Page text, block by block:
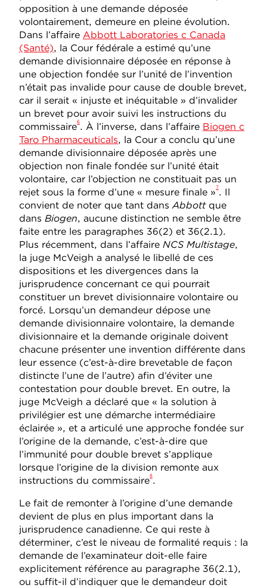
opposition à une demande déposée
volontairement, demeure en pleine évolution.
Dans l’affaire Abbott Laboratories c Canada
(Santé), la Cour fédérale a estimé qu’une
demande divisionnaire déposée en réponse à
une objection fondée sur l’unité de l’invention
n’était pas invalide pour cause de double brevet,
car il serait « injuste et inéquitable » d’invalider
un brevet pour avoir suivi les instructions du
commissaire6. À l’inverse, dans l’affaire Biogen c
Taro Pharmaceuticals, la Cour a conclu qu’une
demande divisionnaire déposée après une
objection non finale fondée sur l’unité était
volontaire, car l’objection ne constituait pas un
rejet sous la forme d’une « mesure finale »7. Il
convient de noter que tant dans Abbott que
dans Biogen, aucune distinction ne semble être
faite entre les paragraphes 36(2) et 36(2.1).
Plus récemment, dans l’affaire NCS Multistage,
la juge McVeigh a analysé le libellé de ces
dispositions et les divergences dans la
jurisprudence concernant ce qui pourrait
constituer un brevet divisionnaire volontaire ou
forcé. Lorsqu’un demandeur dépose une
demande divisionnaire volontaire, la demande
divisionnaire et la demande originale doivent
chacune présenter une invention différente dans
leur essence (c’est-à-dire brevetable de façon
distincte l’une de l’autre) afin d’éviter une
contestation pour double brevet. En outre, la
juge McVeigh a déclaré que « la solution à
privilégier est une démarche intermédiaire
éclairée », et a articulé une approche fondée sur
l’origine de la demande, c’est-à-dire que
l’immunité pour double brevet s’applique
lorsque l’origine de la division remonte aux
instructions du commissaire8.
Le fait de remonter à l’origine d’une demande
devient de plus en plus important dans la
jurisprudence canadienne. Ce qui reste à
déterminer, c’est le niveau de formalité requis : la
demande de l’examinateur doit-elle faire
explicitement référence au paragraphe 36(2.1),
ou suffit-il d’indiquer que le demandeur doit